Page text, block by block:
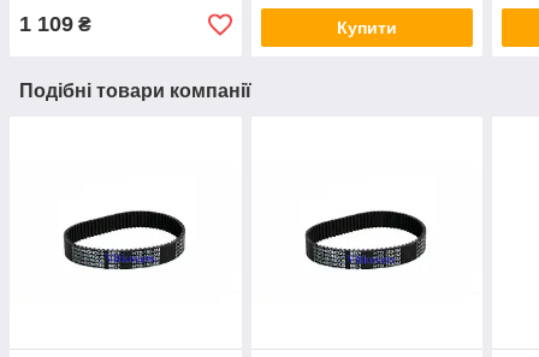
1 109 ₴ Купити
Подібні товари компанії